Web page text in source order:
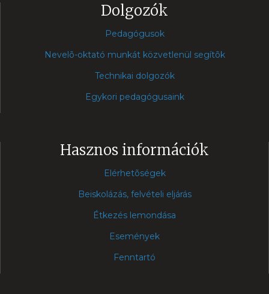
Dolgozók
Pedagógusok
Nevelõ-oktató munkát közvetlenül segítõk
Technikai dolgozók
Egykori pedagógusaink
Hasznos információk
Elérhetõségek
Beiskolázás, felvételi eljárás
Étkezés lemondása
Események
Fenntartó